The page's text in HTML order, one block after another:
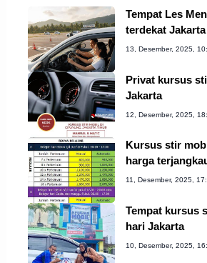
Tempat Les
terdekat Jakarta
13, Desember, 2025,
Privat kursus
Jakarta
12, Desember, 2025,
Kursus stir
harga
11, Desember, 2025,
Tempat kursus
hari Jakarta
10, Desember, 2025,